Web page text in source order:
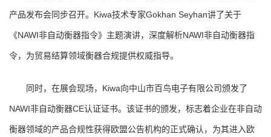
产品发布会同步召开。Kiwa技术专家Gokhan Seyhan讲了关于
《NAWI非自动衡器指令》主题演讲，深度解析NAWI非自动衡器指
令，为贸易结算领域衡器合规提供权威指导。
同时，在展会现场，Kiwa向中山市百鸟电子有限公司颁发了
NAWI非自动衡器CE认证证书。该证书的颁发，标志着企业在非自动
衡器领域的产品合规性获得欧盟公告机构的正式确认，为其进入欧